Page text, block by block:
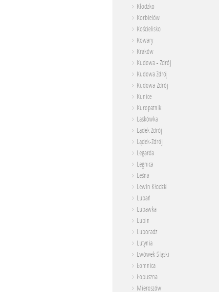
Kłodzko
Korbielów
Kościelisko
Kowary
Kraków
Kudowa - Zdrój
Kudowa Zdrój
Kudowa-Zdrój
Kunice
Kuropatnik
Laskówka
Lądek Zdrój
Lądek-Zdrój
Legarda
Legnica
Leśna
Lewin Kłodzki
Lubań
Lubawka
Lubin
Luboradz
Lutynia
Lwówek Śląski
Łomnica
Łopuszna
Mieroszów